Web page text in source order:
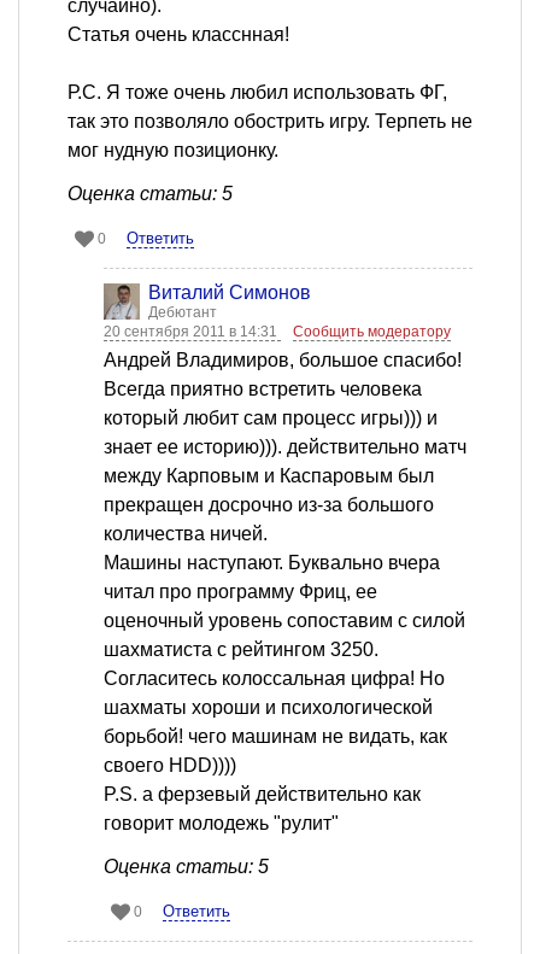
случайно).
Статья очень класснная!
Р.С. Я тоже очень любил использовать ФГ,
так это позволяло обострить игру. Терпеть не
мог нудную позиционку.
Оценка статьи: 5
0 Ответить
Виталий Симонов
Дебютант
20 сентября 2011 в 14:31
Сообщить модератору
Андрей Владимиров, большое спасибо!
Всегда приятно встретить человека
который любит сам процесс игры))) и
знает ее историю))). действительно матч
между Карповым и Каспаровым был
прекращен досрочно из-за большого
количества ничей.
Машины наступают. Буквально вчера
читал про программу Фриц, ее
оценочный уровень сопоставим с силой
шахматиста с рейтингом 3250.
Согласитесь колоссальная цифра! Но
шахматы хороши и психологической
борьбой! чего машинам не видать, как
своего HDD))))
P.S. а ферзевый действительно как
говорит молодежь "рулит"
Оценка статьи: 5
0 Ответить